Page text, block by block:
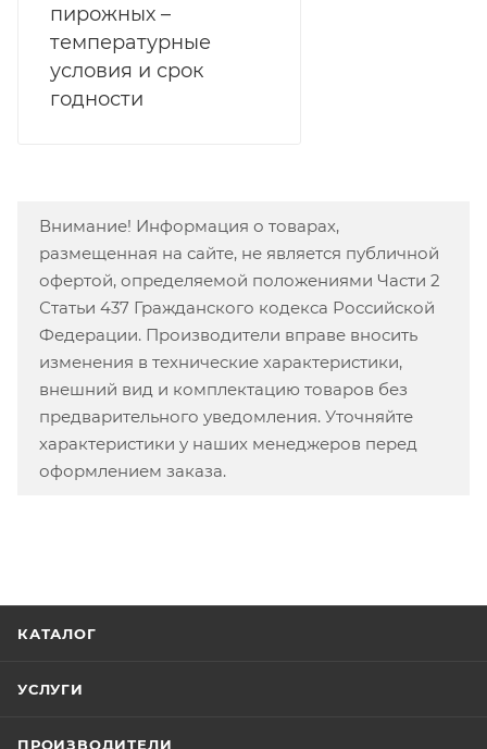
пирожных –
температурные
условия и срок
годности
Внимание! Информация о товарах,
размещенная на сайте, не является публичной
офертой, определяемой положениями Части 2
Статьи 437 Гражданского кодекса Российской
Федерации. Производители вправе вносить
изменения в технические характеристики,
внешний вид и комплектацию товаров без
предварительного уведомления. Уточняйте
характеристики у наших менеджеров перед
оформлением заказа.
КАТАЛОГ
УСЛУГИ
ПРОИЗВОДИТЕЛИ